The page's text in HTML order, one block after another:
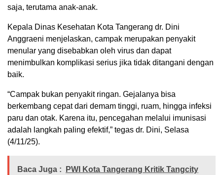
saja, terutama anak-anak.
Kepala Dinas Kesehatan Kota Tangerang dr. Dini
Anggraeni menjelaskan, campak merupakan penyakit
menular yang disebabkan oleh virus dan dapat
menimbulkan komplikasi serius jika tidak ditangani dengan
baik.
“Campak bukan penyakit ringan. Gejalanya bisa
berkembang cepat dari demam tinggi, ruam, hingga infeksi
paru dan otak. Karena itu, pencegahan melalui imunisasi
adalah langkah paling efektif,” tegas dr. Dini, Selasa
(4/11/25).
Baca Juga :
PWI Kota Tangerang Kritik Tangcity